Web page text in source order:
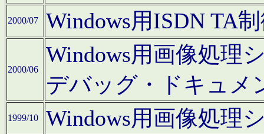
2000/07 Windows用ISDN TA
2000/06
Windows用画像処理
デバッグ・ドキュメ
1999/10 Windows用画像処理